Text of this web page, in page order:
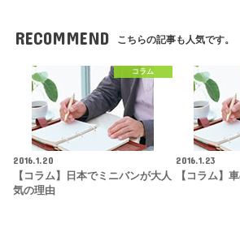
RECOMMEND こちらの記事も人気です。
コラム
2016.1.20
【コラム】日本でミニバンが大人
気の理由
2016.1.23
【コラム】